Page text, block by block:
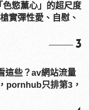
色慾薰心」的超尺度
實彈性愛、自慰、
3
這些？av網站流量
pornhub只排第3，